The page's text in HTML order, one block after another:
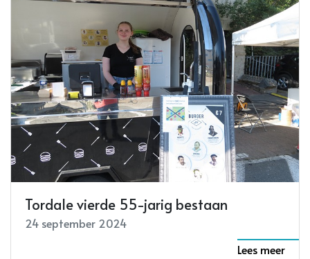
Tordale vierde 55-jarig bestaan
24 september 2024
Lees meer